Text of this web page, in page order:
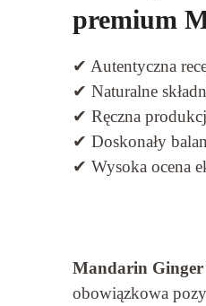
premium
✔ Autentyczna
✔ Naturalne
✔ Ręczna
✔ Doskonały
✔ Wysoka ocena
Mandarin Ginger
obowiązkowa